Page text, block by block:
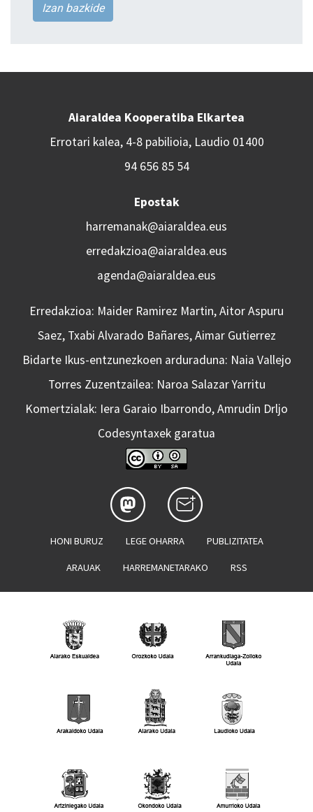
Izan bazkide
Aiaraldea Kooperatiba Elkartea
Errotari kalea, 4-8 pabilioia, Laudio 01400
94 656 85 54
Epostak
harremanak@aiaraldea.eus
erredakzioa@aiaraldea.eus
agenda@aiaraldea.eus
Erredakzioa: Maider Ramirez Martin, Aitor Aspuru
Saez, Txabi Alvarado Bañares, Aimar Gutierrez
Bidarte Ikus-entzunezkoen arduraduna: Naia Vallejo
Torres Zuzentzailea: Naroa Salazar Yarritu
Komertzialak: Iera Garaio Ibarrondo, Amrudin Drljo
Codesyntaxek garatua
HONI BURUZ LEGE OHARRA PUBLIZITATEA
ARAUAK HARREMANETARAKO RSS